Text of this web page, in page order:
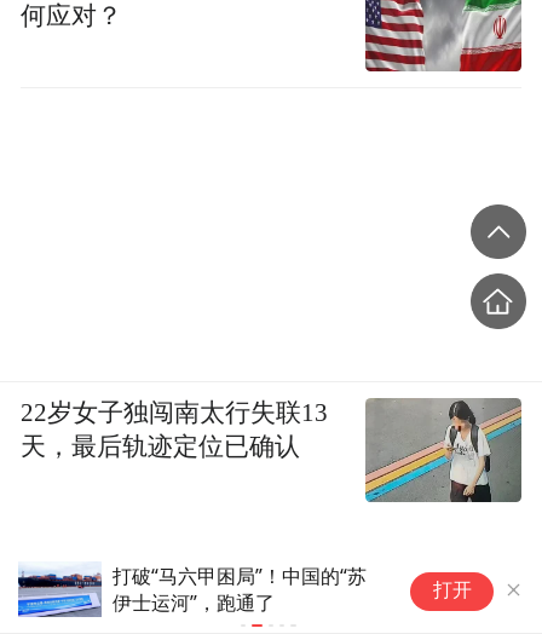
打破“马六甲困局”！中国的“苏
伊士运河”，跑通了
打开
何应对？
22岁女子独闯南太行失联13
天，最后轨迹定位已确认